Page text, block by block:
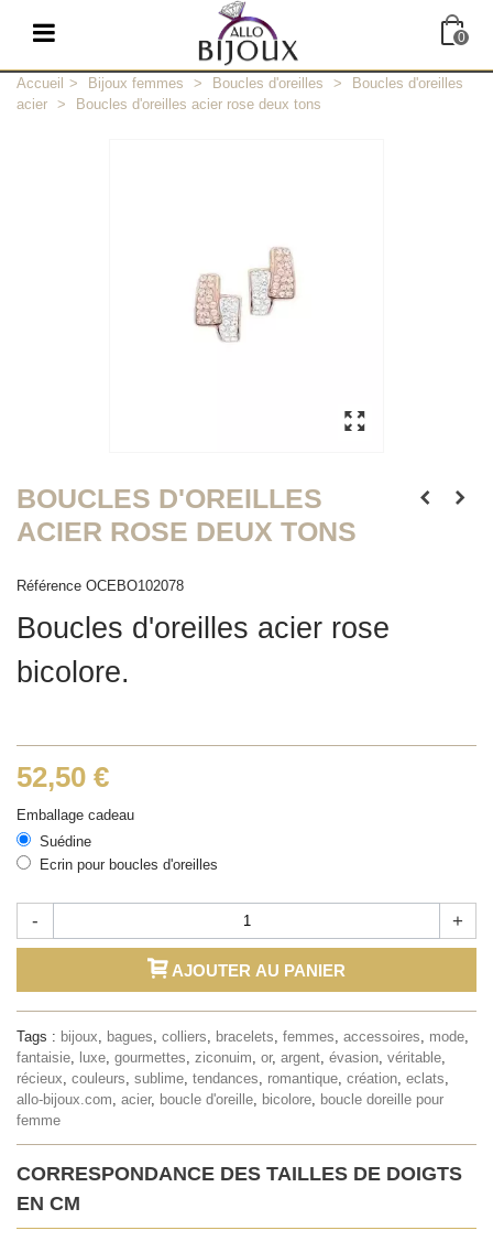
0
Accueil > Bijoux femmes > Boucles d'oreilles >
Boucles d'oreilles
acier > Boucles d'oreilles acier rose deux tons
BOUCLES D'OREILLES
ACIER ROSE DEUX TONS
Référence OCEBO102078
Boucles d'oreilles acier rose
bicolore.
52,50 €
Emballage cadeau
Suédine
Ecrin pour boucles d'oreilles
- +
AJOUTER AU PANIER
Tags : bijoux, bagues, colliers, bracelets, femmes, accessoires, mode,
fantaisie, luxe, gourmettes, ziconuim, or, argent, évasion, véritable,
récieux, couleurs, sublime, tendances, romantique, création, eclats,
allo-bijoux.com, acier, boucle d'oreille, bicolore, boucle doreille pour
femme
CORRESPONDANCE DES TAILLES DE DOIGTS
EN CM